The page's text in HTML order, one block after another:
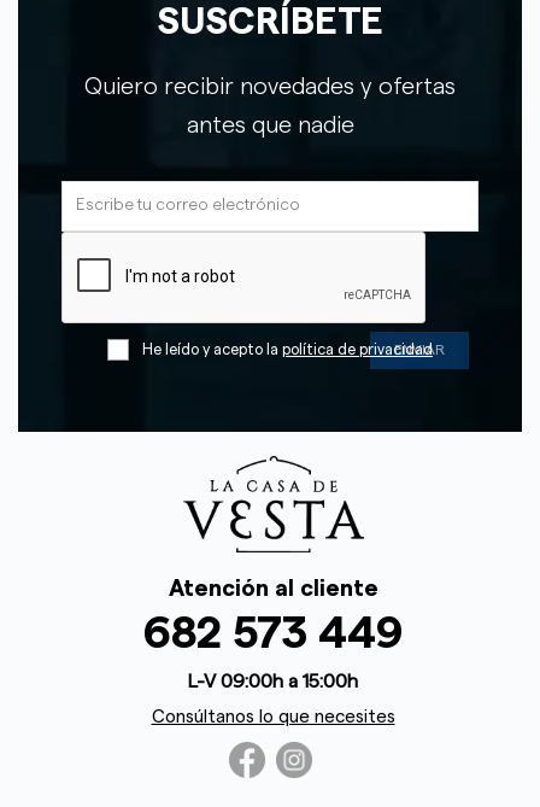
SUSCRÍBETE
Quiero recibir novedades y ofertas
antes que nadie
He leído y acepto la política de privacidad
Atención al cliente
682 573 449
L-V 09:00h a 15:00h
Consúltanos lo que necesites